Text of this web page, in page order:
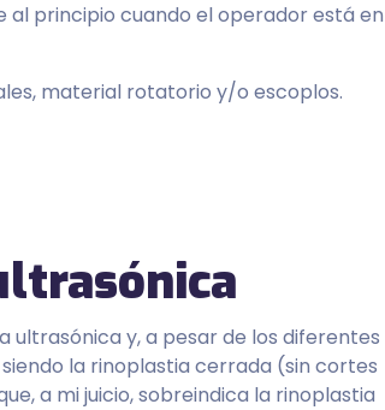
al principio cuando el operador está en
material rotatorio y/o escoplos.
ultrasónica y, a pesar de los diferentes
la rinoplastia cerrada (sin cortes
a mi juicio, sobreindica la rinoplastia